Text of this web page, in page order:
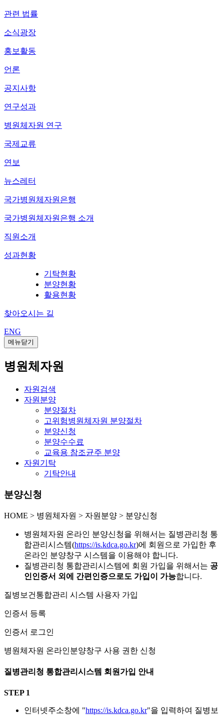
관련 법률
소식광장
홍보활동
언론
공지사항
연구성과
병원체자원 연구
국제교류
연보
뉴스레터
국가병원체자원은행
국가병원체자원은행 소개
직원소개
성과현황
기탁현황
분양현황
활용현황
찾아오시는 길
ENG
메뉴닫기
병원체자원
자원검색
자원분양
분양절차
고위험병원체자원 분양절차
분양신청
분양수수료
교육용 참조균주 분양
자원기탁
기탁안내
분양신청
HOME > 병원체자원 > 자원분양 > 분양신청
병원체자원 온라인 분양신청을 위해서는 질병관리청 통
합관리시스템(https://is.kdca.go.kr)에 회원으로 가입한 후
온라인 분양창구 시스템을 이용해야 합니다.
질병관리청 통합관리시스템에 회원 가입을 위해서는 공
인인증서 외에 간편인증으로도 가입이 가능합니다.
질병보건통합관리 시스템 사용자 가입
인증서 등록
인증서 로그인
병원체자원 온라인분양창구 사용 권한 신청
질병관리청 통합관리시스템 회원가입 안내
STEP 1
인터넷주소창에 "https://is.kdca.go.kr"을 입력하여 질병보